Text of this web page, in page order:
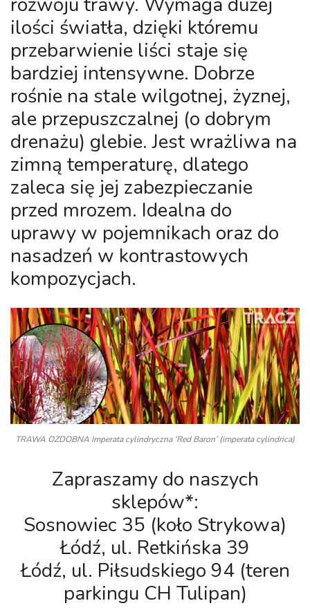
ilości światła, dzięki któremu
przebarwienie liści staje się
bardziej intensywne. Dobrze
rośnie na stale wilgotnej, żyznej,
ale przepuszczalnej (o dobrym
drenażu) glebie. Jest wrażliwa na
zimną temperaturę, dlatego
zaleca się jej zabezpieczanie
przed mrozem. Idealna do
uprawy w pojemnikach oraz do
nasadzeń w kontrastowych
kompozycjach.
TRAWA OZDOBNA Imperata cylindryczna 'Red Baron’ (imperata cylindrica)
Zapraszamy do naszych
sklepów*:
Sosnowiec 35 (koło Strykowa)
Łódź, ul. Retkińska 39
Łódź, ul. Piłsudskiego 94 (teren
parkingu CH Tulipan)